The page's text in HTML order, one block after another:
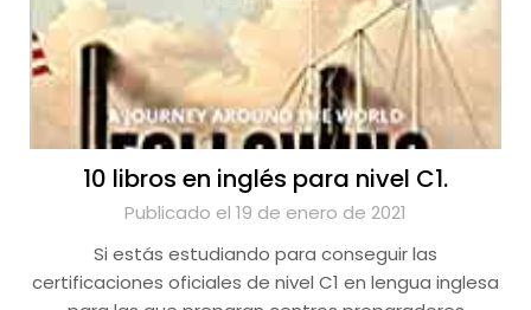
10 libros en inglés para nivel C1.
Publicado el 19 de enero de 2021
Si estás estudiando para conseguir las
certificaciones oficiales de nivel C1 en lengua inglesa